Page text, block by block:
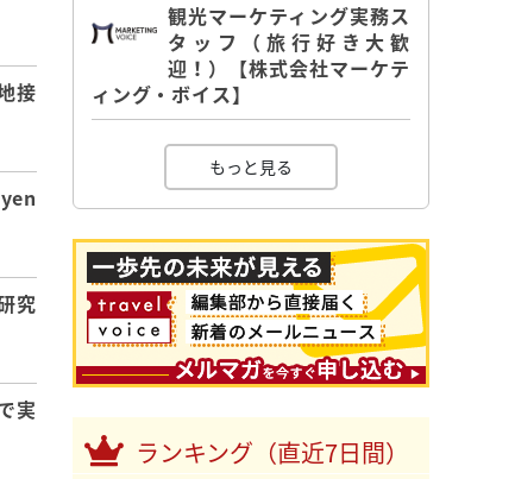
接
究
実
観光マーケティング実務ス
タッフ（旅行好き大歓
迎！）【株式会社マーケテ
ィング・ボイス】
もっと見る
ランキング（直近7日間）